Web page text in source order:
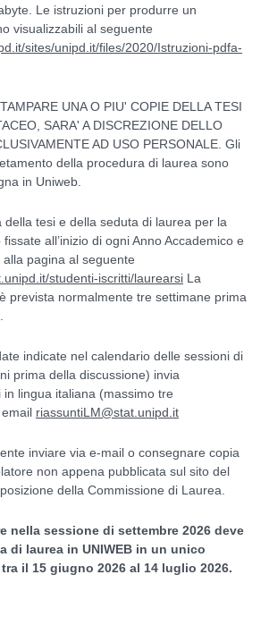
Le istruzioni per produrre un
visualizzabili al seguente
sites/unipd.it/files/2020/Istruzioni-pdfa-
UNA O PIU' COPIE DELLA TESI
SARA' A DISCREZIONE DELLO
AD USO PERSONALE. Gli
della procedura di laurea sono
in Uniweb.
della tesi e della seduta di laurea per la
all’inizio di ogni Anno Accademico e
pagina al seguente
studenti-iscritti/laurearsi La
prevista normalmente tre settimane prima
indicate nel calendario delle sessioni di
prima della discussione) invia
in lingua italiana (massimo tre
riassuntiLM@stat.unipd.it
inviare via e-mail o consegnare copia
non appena pubblicata sul sito del
della Commissione di Laurea.
nella sessione di settembre 2026 deve
di laurea in UNIWEB in un unico
il 15 giugno 2026 al 14 luglio 2026.